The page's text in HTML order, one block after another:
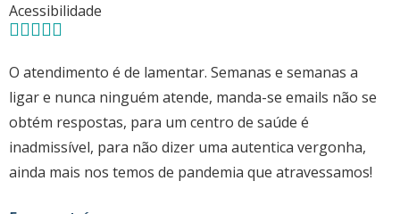
Acessibilidade
O atendimento é de lamentar. Semanas e semanas a
ligar e nunca ninguém atende, manda-se emails não se
obtém respostas, para um centro de saúde é
inadmissível, para não dizer uma autentica vergonha,
ainda mais nos temos de pandemia que atravessamos!